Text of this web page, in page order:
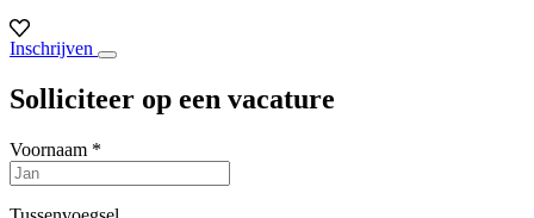
Inschrijven
Solliciteer op een vacature
Voornaam *